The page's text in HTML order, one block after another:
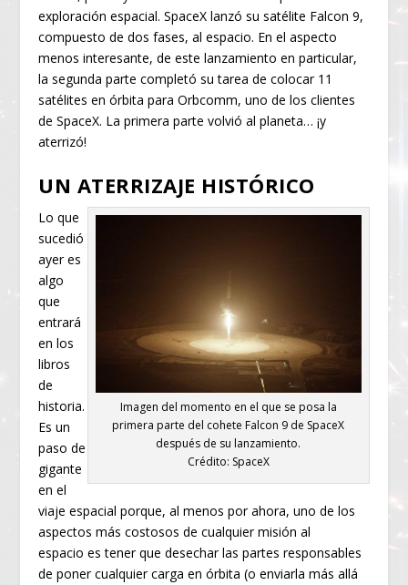
exploración espacial. SpaceX lanzó su satélite Falcon 9,
compuesto de dos fases, al espacio. En el aspecto
menos interesante, de este lanzamiento en particular,
la segunda parte completó su tarea de colocar 11
satélites en órbita para Orbcomm, uno de los clientes
de SpaceX. La primera parte volvió al planeta… ¡y
aterrizó!
UN ATERRIZAJE HISTÓRICO
Imagen del momento en el que se posa la
primera parte del cohete Falcon 9 de SpaceX
después de su lanzamiento.
Crédito: SpaceX
Lo que
sucedió
ayer es
algo
que
entrará
en los
libros
de
historia.
Es un
paso de
gigante
en el
viaje espacial porque, al menos por ahora, uno de los
aspectos más costosos de cualquier misión al
espacio es tener que desechar las partes responsables
de poner cualquier carga en órbita (o enviarla más allá